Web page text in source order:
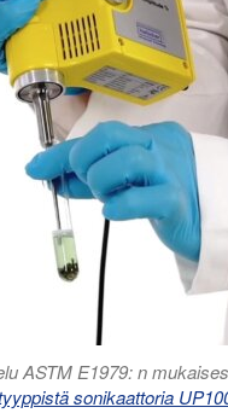
ASTM E1979: n
sonikaattoria